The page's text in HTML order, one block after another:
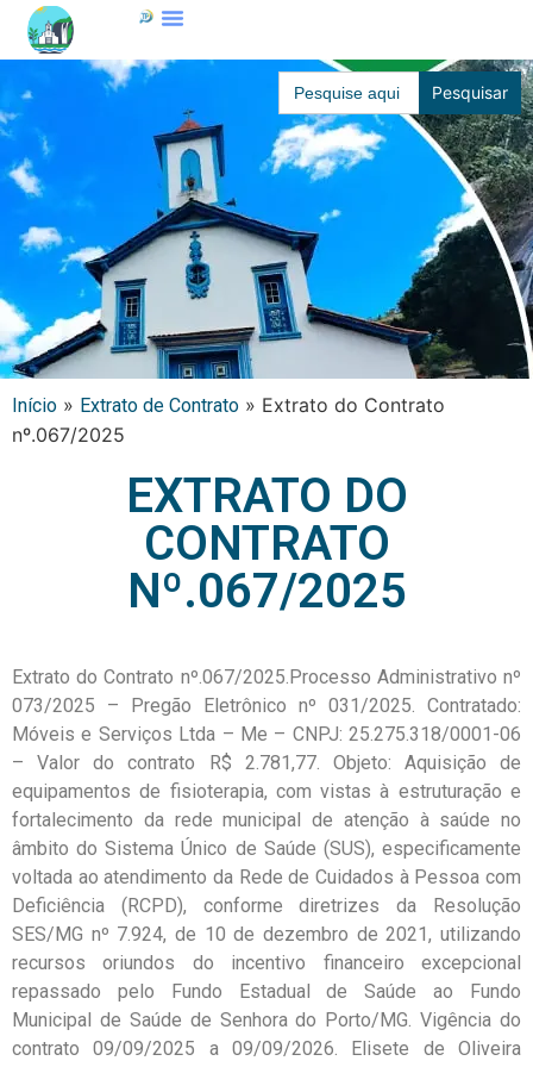
Search
for:
Início » Extrato de Contrato » Extrato do Contrato
nº.067/2025
EXTRATO DO
CONTRATO
Nº.067/2025
Extrato do Contrato nº.067/2025.Processo Administrativo nº
073/2025 – Pregão Eletrônico nº 031/2025. Contratado:
Móveis e Serviços Ltda – Me – CNPJ: 25.275.318/0001-06
– Valor do contrato R$ 2.781,77. Objeto: Aquisição de
equipamentos de fisioterapia, com vistas à estruturação e
fortalecimento da rede municipal de atenção à saúde no
âmbito do Sistema Único de Saúde (SUS), especificamente
voltada ao atendimento da Rede de Cuidados à Pessoa com
Deficiência (RCPD), conforme diretrizes da Resolução
SES/MG nº 7.924, de 10 de dezembro de 2021, utilizando
recursos oriundos do incentivo financeiro excepcional
repassado pelo Fundo Estadual de Saúde ao Fundo
Municipal de Saúde de Senhora do Porto/MG. Vigência do
contrato 09/09/2025 a 09/09/2026. Elisete de Oliveira